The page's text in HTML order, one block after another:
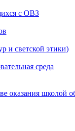
с ОВЗ
и светской этики)
среда
оказания школой